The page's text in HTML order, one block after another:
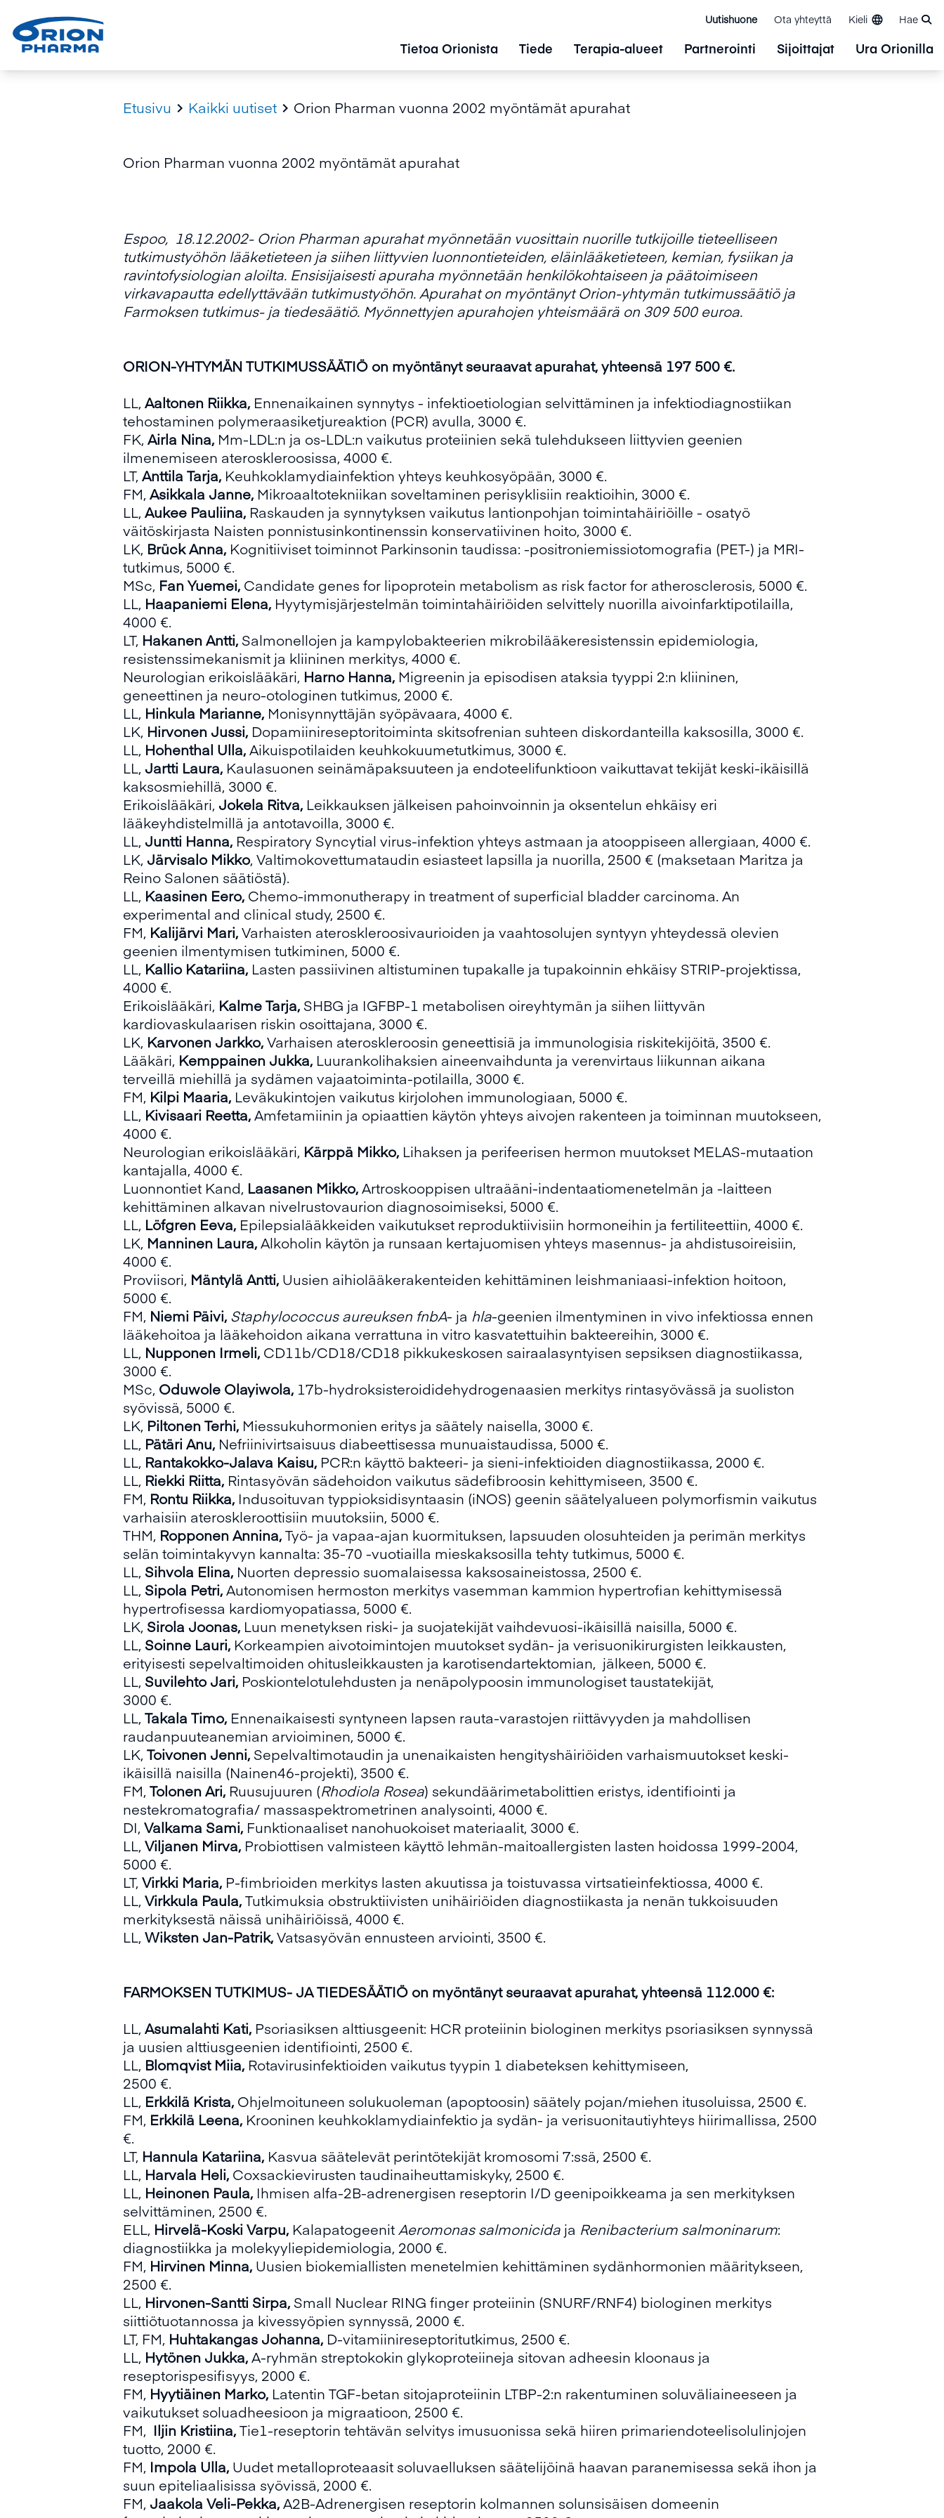
Uutishuone Ota yhteyttä Kieli Hae
Tietoa Orionista Tiede Terapia-alueet Partnerointi Sijoittajat Ura Orionilla
Etusivu  Kaikki uutiset  Orion Pharman vuonna 2002 myöntämät apurahat
Orion Pharman vuonna 2002 myöntämät apurahat
Espoo, 18.12.2002- Orion Pharman apurahat myönnetään vuosittain nuorille tutkijoille tieteelliseen
tutkimustyöhön lääketieteen ja siihen liittyvien luonnontieteiden, eläinlääke­tieteen, kemian, fysiikan ja
ravintofysiologian aloilta. Ensisijaisesti apuraha myönnetään henkilö­kohtaiseen ja päätoimiseen
virkavapautta edellyttävään tutkimustyöhön. Apurahat on myöntänyt Orion-yhtymän tutkimussäätiö ja
Farmoksen tutkimus- ja tiedesäätiö. Myönnettyjen apurahojen yhteismäärä on 309 500 euroa.
ORION-YHTYMÄN TUTKIMUSSÄÄTIÖ on myöntänyt seuraavat apurahat, yhteensä 197 500 €.
LL, Aaltonen Riikka, Ennenaikainen synnytys - infektioetiologian selvittäminen ja infektiodiagnostiikan
tehostaminen polymeraasiketjureaktion (PCR) avulla, 3000 €.
FK, Airla Nina, Mm-LDL:n ja os-LDL:n vaikutus proteiinien sekä tulehdukseen liittyvien geenien
ilmenemiseen ateroskleroosissa, 4000 €.
LT, Anttila Tarja, Keuhkoklamydiainfektion yhteys keuhkosyöpään, 3000 €.
FM, Asikkala Janne, Mikroaaltotekniikan soveltaminen perisyklisiin reaktioihin, 3000 €.
LL, Aukee Pauliina, Raskauden ja synnytyksen vaikutus lantionpohjan toimintahäiriöille - osatyö
väitöskirjasta Naisten ponnistusinkontinenssin konservatiivinen hoito, 3000 €.
LK, Brück Anna, Kognitiiviset toiminnot Parkinsonin taudissa: -positroniemissiotomografia (PET-) ja MRI-
tutkimus, 5000 €.
MSc, Fan Yuemei, Candidate genes for lipoprotein metabolism as risk factor for atherosclerosis, 5000 €.
LL, Haapaniemi Elena, Hyytymisjärjestelmän toimintahäiriöiden selvittely nuorilla aivoinfarktipotilailla,
4000 €.
LT, Hakanen Antti, Salmonellojen ja kampylobakteerien mikrobilääkeresistenssin epidemiologia,
resistenssimekanismit ja kliininen merkitys, 4000 €.
Neurologian erikoislääkäri, Harno Hanna, Migreenin ja episodisen ataksia tyyppi 2:n kliininen,
geneettinen ja neuro-otologinen tutkimus, 2000 €.
LL, Hinkula Marianne, Monisynnyttäjän syöpävaara, 4000 €.
LK, Hirvonen Jussi, Dopamiinireseptoritoiminta skitsofrenian suhteen diskordanteilla kaksosilla, 3000 €.
LL, Hohenthal Ulla,Aikuispotilaiden keuhkokuumetutkimus, 3000 €.
LL, Jartti Laura, Kaulasuonen seinämäpaksuuteen ja endoteelifunktioon vaikuttavat tekijät keski-ikäisillä
kaksosmiehillä, 3000 €.
Erikoislääkäri, Jokela Ritva, Leikkauksen jälkeisen pahoinvoinnin ja oksentelun ehkäisy eri
lääkeyhdistelmillä ja antotavoilla, 3000 €.
LL, Juntti Hanna, Respiratory Syncytial virus-infektion yhteys astmaan ja atooppiseen allergiaan, 4000 €.
LK, Järvisalo Mikko, Valtimokovettumataudin esiasteet lapsilla ja nuorilla, 2500 € (maksetaan Maritza ja
Reino Salonen säätiöstä).
LL, Kaasinen Eero, Chemo-immonutherapy in treatment of superficial bladder carcinoma. An
experimental and clinical study, 2500 €.
FM, Kalijärvi Mari,Varhaisten ateroskleroosivaurioiden ja vaahtosolujen syntyyn yhteydessä olevien
geenien ilmentymisen tutkiminen, 5000 €.
LL, Kallio Katariina, Lasten passiivinen altistuminen tupakalle ja tupakoinnin ehkäisy STRIP-projektissa,
4000 €.
Erikoislääkäri, Kalme Tarja, SHBG ja IGFBP-1 metabolisen oireyhtymän ja siihen liittyvän
kardiovaskulaarisen riskin osoittajana, 3000 €.
LK, Karvonen Jarkko,Varhaisen ateroskleroosin geneettisiä ja immunologisia riskitekijöitä, 3500 €.
Lääkäri, Kemppainen Jukka, Luurankolihaksien aineenvaihdunta ja verenvirtaus liikunnan aikana
terveillä miehillä ja sydämen vajaatoiminta-potilailla, 3000 €.
FM, Kilpi Maaria, Leväkukintojen vaikutus kirjolohen immunologiaan, 5000 €.
LL, Kivisaari Reetta,Amfetamiinin ja opiaattien käytön yhteys aivojen rakenteen ja toiminnan muutokseen,
4000 €.
Neurologian erikoislääkäri, Kärppä Mikko, Lihaksen ja perifeerisen hermon muutokset MELAS-mutaation
kantajalla, 4000 €.
Luonnontiet Kand, Laasanen Mikko,Artroskooppisen ultraääni-indentaatiomenetelmän ja -laitteen
kehittäminen alkavan nivelrustovaurion diagnosoimiseksi, 5000 €.
LL, Löfgren Eeva, Epilepsialääkkeiden vaikutukset reproduktiivisiin hormoneihin ja fertiliteettiin, 4000 €.
LK, Manninen Laura,Alkoholin käytön ja runsaan kertajuomisen yhteys masennus- ja ahdistusoireisiin,
4000 €.
Proviisori, Mäntylä Antti, Uusien aihiolääkerakenteiden kehittäminen leishmaniaasi-infektion hoitoon,
5000 €.
FM, Niemi Päivi, Staphylococcus aureuksen fnbA- ja hla-geenien ilmentyminen in vivo infektiossa ennen
lääkehoitoa ja lääkehoidon aikana verrattuna in vitro kasvatettuihin bakteereihin, 3000 €.
LL, Nupponen Irmeli, CD11b/CD18/CD18 pikkukeskosen sairaalasyntyisen sepsiksen diagnostiikassa,
3000 €.
MSc, Oduwole Olayiwola, 17b-hydroksisteroididehydrogenaasien merkitys rintasyövässä ja suoliston
syövissä, 5000 €.
LK, Piltonen Terhi, Miessukuhormonien eritys ja säätely naisella, 3000 €.
LL, Pätäri Anu, Nefriinivirtsaisuus diabeettisessa munuaistaudissa, 5000 €.
LL, Rantakokko-Jalava Kaisu, PCR:n käyttö bakteeri- ja sieni-infektioiden diagnostiikassa, 2000 €.
LL, Riekki Riitta, Rintasyövän sädehoidon vaikutus sädefibroosin kehittymiseen, 3500 €.
FM, Rontu Riikka, Indusoituvan typpioksidisyntaasin (iNOS) geenin säätelyalueen polymorfismin vaikutus
varhaisiin ateroskleroottisiin muutoksiin, 5000 €.
THM, Ropponen Annina,Työ- ja vapaa-ajan kuormituksen, lapsuuden olosuhteiden ja perimän merkitys
selän toimintakyvyn kannalta: 35-70 -vuotiailla mieskaksosilla tehty tutkimus, 5000 €.
LL, Sihvola Elina, Nuorten depressio suomalaisessa kaksosaineistossa, 2500 €.
LL, Sipola Petri,Autonomisen hermoston merkitys vasemman kammion hypertrofian kehittymisessä
hypertrofisessa kardiomyopatiassa, 5000 €.
LK, Sirola Joonas, Luun menetyksen riski- ja suojatekijät vaihdevuosi-ikäisillä naisilla, 5000 €.
LL, Soinne Lauri, Korkeampien aivotoimintojen muutokset sydän- ja verisuonikirurgisten leikkausten,
erityisesti sepelvaltimoiden ohitusleikkausten ja karotisendartektomian, jälkeen, 5000 €.
LL, Suvilehto Jari, Poskiontelotulehdusten ja nenäpolypoosin immunologiset taustatekijät,
3000 €.
LL, Takala Timo, Ennenaikaisesti syntyneen lapsen rauta-varastojen riittävyyden ja mahdollisen
raudanpuuteanemian arvioiminen, 5000 €.
LK, Toivonen Jenni, Sepelvaltimotaudin ja unenaikaisten hengityshäiriöiden varhaismuutokset keski-
ikäisillä naisilla (Nainen46-projekti), 3500 €.
FM, Tolonen Ari, Ruusujuuren (Rhodiola Rosea) sekundäärimetabolittien eristys, identifiointi ja
nestekromatografia/ massaspektrometrinen analysointi, 4000 €.
DI, Valkama Sami, Funktionaaliset nanohuokoiset materiaalit, 3000 €.
LL, Viljanen Mirva, Probiottisen valmisteen käyttö lehmän-maitoallergisten lasten hoidossa 1999-2004,
5000 €.
LT, Virkki Maria, P-fimbrioiden merkitys lasten akuutissa ja toistuvassa virtsatieinfektiossa, 4000 €.
LL, Virkkula Paula,Tutkimuksia obstruktiivisten unihäiriöiden diagnostiikasta ja nenän tukkoisuuden
merkityksestä näissä unihäiriöissä, 4000 €.
LL, Wiksten Jan-Patrik,Vatsasyövän ennusteen arviointi, 3500 €.
FARMOKSEN TUTKIMUS- JA TIEDESÄÄTIÖ on myöntänyt seuraavat apurahat, yhteensä 112.000 €:
LL, Asumalahti Kati, Psoriasiksen alttiusgeenit: HCR proteiinin biologinen merkitys psoriasiksen synnyssä
ja uusien alttiusgeenien identifiointi, 2500 €.
LL, Blomqvist Miia, Rotavirusinfektioiden vaikutus tyypin 1 diabeteksen kehittymiseen,
2500 €.
LL, Erkkilä Krista, Ohjelmoituneen solukuoleman (apoptoosin) säätely pojan/miehen itusoluissa, 2500 €.
FM, Erkkilä Leena, Krooninen keuhkoklamydiainfektio ja sydän- ja verisuonitautiyhteys hiirimallissa, 2500
€.
LT, Hannula Katariina, Kasvua säätelevät perintötekijät kromosomi 7:ssä, 2500 €.
LL, Harvala Heli, Coxsackievirusten taudinaiheuttamiskyky, 2500 €.
LL, Heinonen Paula, Ihmisen alfa-2B-adrenergisen reseptorin I/D geenipoikkeama ja sen merkityksen
selvittäminen, 2500 €.
ELL, Hirvelä-Koski Varpu, Kalapatogeenit Aeromonas salmonicida ja Renibacterium salmoninarum:
diagnostiikka ja molekyyliepidemiologia, 2000 €.
FM, Hirvinen Minna, Uusien biokemiallisten menetelmien kehittäminen sydänhormonien määritykseen,
2500 €.
LL, Hirvonen-Santti Sirpa, Small Nuclear RING finger proteiinin (SNURF/RNF4) biologinen merkitys
siittiötuotannossa ja kivessyöpien synnyssä, 2000 €.
LT, FM, Huhtakangas Johanna, D-vitamiinireseptoritutkimus, 2500 €.
LL, Hytönen Jukka,A-ryhmän streptokokin glykoproteiineja sitovan adheesin kloonaus ja
reseptorispesifisyys, 2000 €.
FM, Hyytiäinen Marko, Latentin TGF-betan sitojaproteiinin LTBP-2:n rakentuminen soluväliaineeseen ja
vaikutukset soluadheesioon ja migraatioon, 2500 €.
FM, Iljin Kristiina,Tie1-reseptorin tehtävän selvitys imusuonissa sekä hiiren primariendoteelisolulinjojen
tuotto, 2000 €.
FM, Impola Ulla, Uudet metalloproteaasit soluvaelluksen säätelijöinä haavan paranemisessa sekä ihon ja
suun epiteliaalisissa syövissä, 2000 €.
FM, Jaakola Veli-Pekka,A2B-Adrenergisen reseptorin kolmannen solunsisäisen domeenin